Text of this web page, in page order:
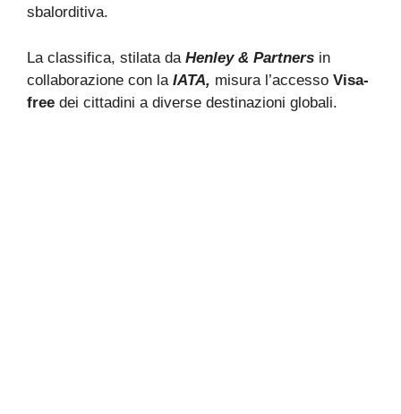
sbalorditiva.
La classifica, stilata da Henley & Partners in
collaborazione con la IATA, misura l’accesso Visa-
free dei cittadini a diverse destinazioni globali.